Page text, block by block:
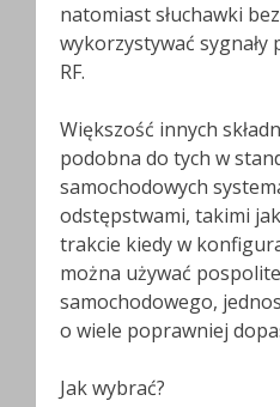
natomiast słuchawki
wykorzystywać sygnały
RF.
Większość innych
podobna do tych w
samochodowych
odstępstwami, takimi
trakcie kiedy w
można używać
samochodowego,
o wiele poprawniej
Jak wybrać?